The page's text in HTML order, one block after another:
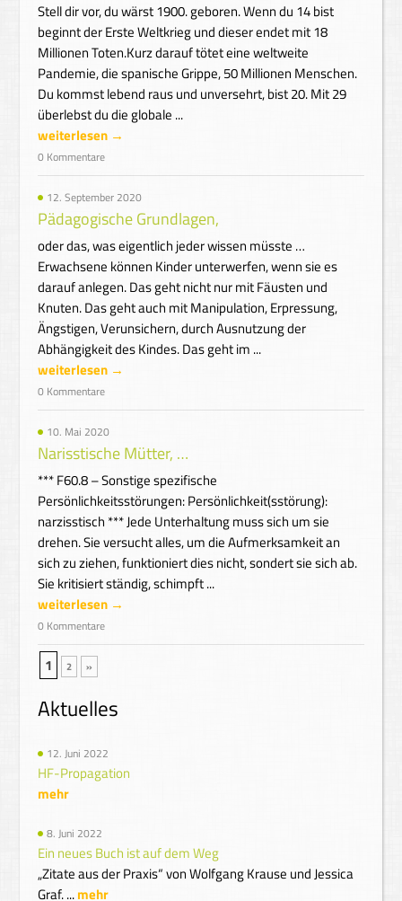
Stell dir vor, du wärst 1900. geboren. Wenn du 14 bist
beginnt der Erste Weltkrieg und dieser endet mit 18
Millionen Toten.Kurz darauf tötet eine weltweite
Pandemie, die spanische Grippe, 50 Millionen Menschen.
Du kommst lebend raus und unversehrt, bist 20. Mit 29
überlebst du die globale ...
weiterlesen →
0 Kommentare
12. September 2020
Pädagogische Grundlagen,
oder das, was eigentlich jeder wissen müsste …
Erwachsene können Kinder unterwerfen, wenn sie es
darauf anlegen. Das geht nicht nur mit Fäusten und
Knuten. Das geht auch mit Manipulation, Erpressung,
Ängstigen, Verunsichern, durch Ausnutzung der
Abhängigkeit des Kindes. Das geht im ...
weiterlesen →
0 Kommentare
10. Mai 2020
Narisstische Mütter, …
*** F60.8 – Sonstige spezifische
Persönlichkeitsstörungen: Persönlichkeit(sstörung):
narzisstisch *** Jede Unterhaltung muss sich um sie
drehen. Sie versucht alles, um die Aufmerksamkeit an
sich zu ziehen, funktioniert dies nicht, sondert sie sich ab.
Sie kritisiert ständig, schimpft ...
weiterlesen →
0 Kommentare
1 2 »
Aktuelles
12. Juni 2022
HF-Propagation
mehr
8. Juni 2022
Ein neues Buch ist auf dem Weg
„Zitate aus der Praxis“ von Wolfgang Krause und Jessica
Graf. ...mehr